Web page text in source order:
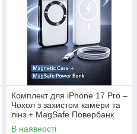
Комплект для iPhone 17 Pro –
Чохол з захистом камери та
лінз + MagSafe Повербанк
30000 mAh (швидка зарядка)
В наявності